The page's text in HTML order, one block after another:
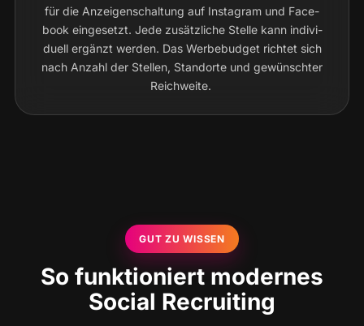
für die Anzei­gen­schal­tung auf Insta­gram und Face­
book ein­ge­setzt. Jede zusätz­li­che Stel­le kann indi­vi­
du­ell ergänzt wer­den. Das Wer­be­bud­get rich­tet sich
nach Anzahl der Stel­len, Stand­or­te und gewünsch­ter
Reichweite.
GUT ZU WISSEN
So funktioniert modernes
Social Recruiting